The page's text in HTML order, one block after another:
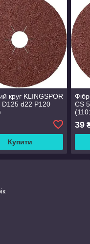
круг KLINGSPOR
D125 d22 P120
Купити
CS
39